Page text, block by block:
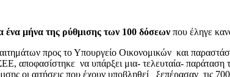
ένα μήνα της ρύθμισης των 100 δόσεων που έληγε
προς το Υπουργείο Οικονομικών και
αποφασίστηκε να υπάρξει μια- τελευταία- παράταση
οι αιτήσεις που έχουν υποβληθεί ξεπέρασαν τις